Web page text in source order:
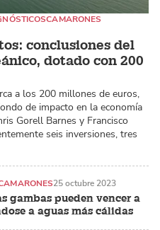
conclusiones del
dotado con 200
CAMARONES
a los 200 millones de euros,
de impacto en la economía
Gorell Barnes y Francisco
seis inversiones, tres
gambas pueden vencer a
a aguas más cálidas
25 octubre 2023